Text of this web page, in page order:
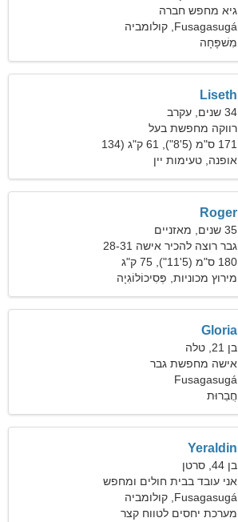
גיא מחפש חברה
Fusagasugá, קולומביה
מִשׁפָּחָה
Liseth
34 שנים, עקרב
רווקה מחפשת בעל
171 ס"מ (5'8"), 61 ק"ג (134
פאונד)
אופנה, טעימות יין
Roger
35 שנים, מאזניים
גבר רוצה להכיר אישה 28-31
180 ס"מ (5'11"), 75 ק"ג
(165 פאונד)
מירוץ מכוניות, פְּסִיכוֹלוֹגִיָה
Gloria
בן 21, טלה
אישה מחפשת גבר
Fusagasugá
חֲבֵרוּת
Yeraldin
בן 44, סרטן
אני עובד בבית חולים ומחפש
את האישה המושלמת
Fusagasugá, קולומביה
מערכת יחסים לטווח קצר